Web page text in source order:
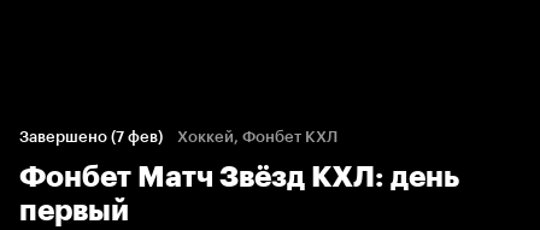
Завершено (7 фев) Хоккей, Фонбет КХЛ
Фонбет Матч Звёзд КХЛ: день
первый